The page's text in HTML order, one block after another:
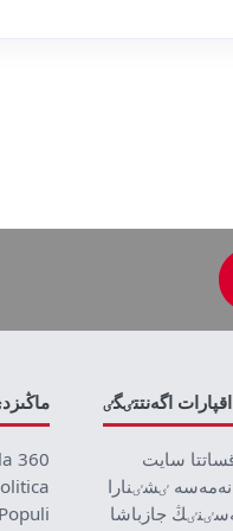
سايت
نەمەسە ٸشٸنارا
جازباشا
360